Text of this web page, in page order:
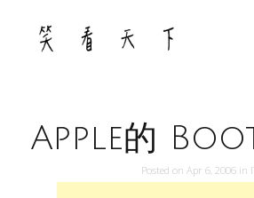
content
Apple的
Posted on Apr 6, 2006 in